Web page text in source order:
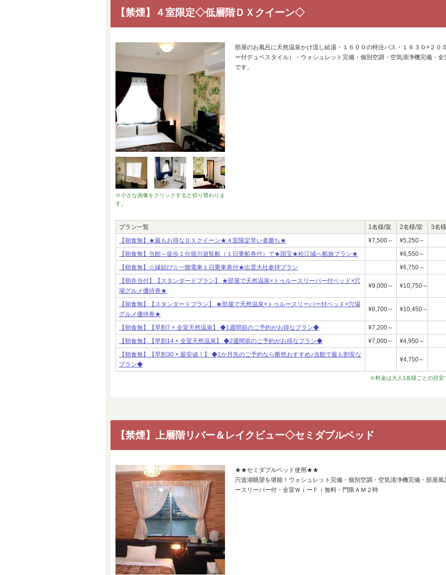
【禁煙】４室限定◇低層階ＤＸクイーン◇
※小さな画像をクリックすると切り替わりま
す。
部屋のお風呂に天然温泉かけ流し給湯・１６００の特注バス・１６３０×２０
ー付デュベスタイル）・ウォシュレット完備・個別空調・空気清浄機完備・
です。
プラン一覧 1名様/室 2名様/室 3名
【朝食無】★最もお得なＤＸクイーン★４室限定早い者勝ち★
¥7,500～
¥5,250～
【朝食無】当館～徒歩１分堀川遊覧船（１日乗船券付）で★国宝★松江城へ船旅プラン★
¥6,550～
【朝食無】☆縁結び☆一畑電車１日乗車券付★出雲大社参拝プラン
¥6,750～
【朝弁当付】【スタンダードプラン】 ★部屋で天然温泉×トゥルースリーパー付ベッド×穴
場グルメ優待券★
¥9,000～ ¥10,750～
【朝食無】【スタンダードプラン】 ★部屋で天然温泉×トゥルースリーパー付ベッド×穴場
グルメ優待券★
¥8,700～ ¥10,450～
【朝食無】【早割7 × 全室天然温泉】 ◆1週間前のご予約がお得なプラン◆
¥7,200～
【朝食無】【早割14 × 全室天然温泉】 ◆2週間前のご予約がお得なプラン◆
¥7,000～
¥4,950～
【朝食無】【早割30 × 最安値！】 ◆1か月先のご予約なら断然おすすめ♪当館で最も割安な
プラン◆
¥4,750～
※料金は大人1名様ごとの目安
【禁煙】上層階リバー＆レイクビュー◇セミダブルベッド
★★セミダブルベッド使用★★
宍道湖眺望を堪能！ウォシュレット完備・個別空調・空気清浄機完備・部屋
ースリーパー付・全室ＷｉーＦｉ無料・門限ＡＭ２時